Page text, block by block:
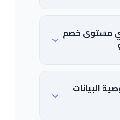
مستوى خصم
البيانات